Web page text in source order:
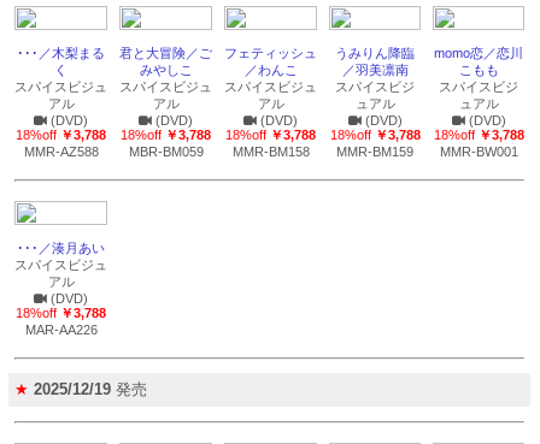
･･･／木梨まる
く
スパイスビジュ
アル
(DVD)
18%off ￥3,788
MMR-AZ588
君と大冒険／ご
みやしこ
スパイスビジュ
アル
(DVD)
18%off ￥3,788
MBR-BM059
フェティッシュ
／わんこ
スパイスビジュ
アル
(DVD)
18%off ￥3,788
MMR-BM158
うみりん降臨
／羽美凛南
スパイスビジ
ュアル
(DVD)
18%off ￥3,788
MMR-BM159
momo恋／恋川
こもも
スパイスビジ
ュアル
(DVD)
18%off ￥3,788
MMR-BW001
･･･／湊月あい
スパイスビジュ
アル
(DVD)
18%off ￥3,788
MAR-AA226
★ 2025/12/19 発売